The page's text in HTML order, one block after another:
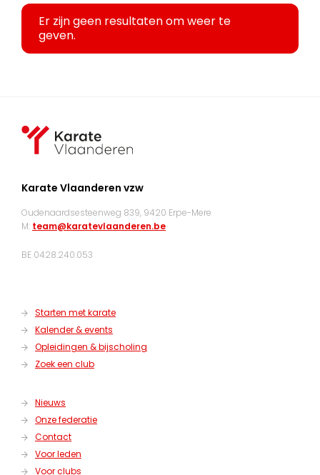
Er zijn geen resultaten om weer te
geven.
Karate Vlaanderen vzw
Oudenaardsesteenweg 839, 9420 Erpe-Mere
M: team@karatevlaanderen.be
BE 0428.240.053
Starten met karate
Kalender & events
Opleidingen & bijscholing
Zoek een club
Nieuws
Onze federatie
Contact
Voor leden
Voor clubs